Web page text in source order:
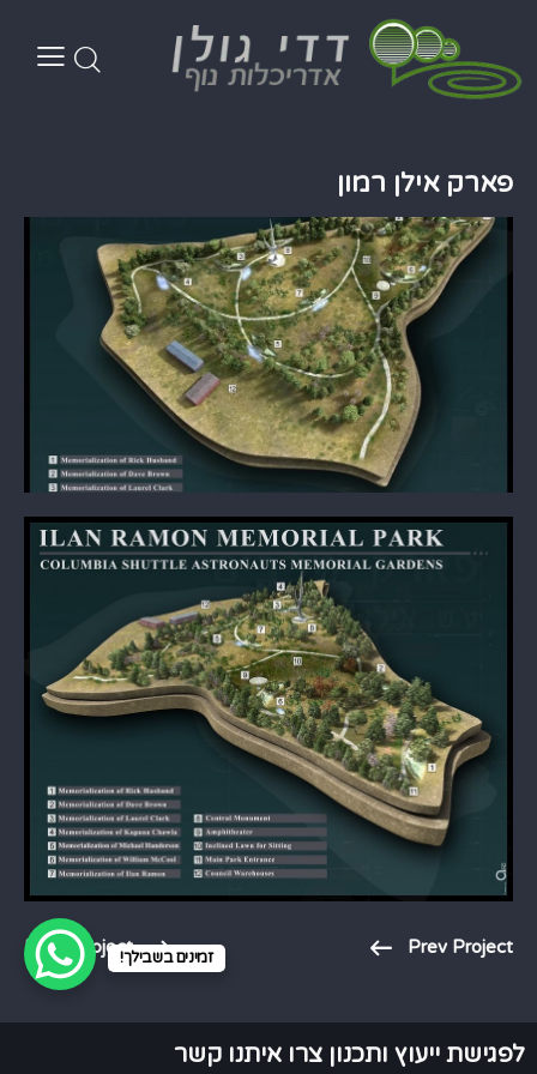
פארק אילן רמון
Prev Project
Next Project
לפגישת ייעוץ ותכנון צרו איתנו קשר
זמינים בשבילך!